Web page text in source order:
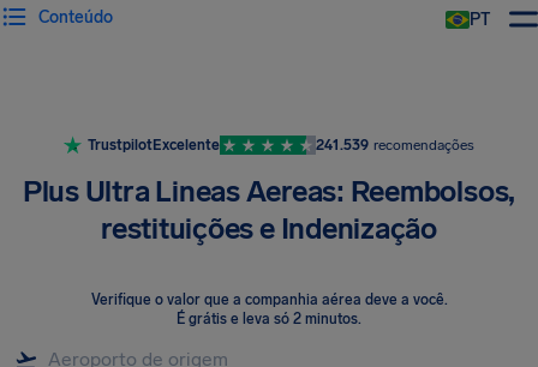
PT
Conteúdo
TrustpilotExcelente 241.539 recomendações
Plus Ultra Lineas Aereas: Reembolsos,
restituições e Indenização
Verifique o valor que a companhia aérea deve a você.
É grátis e leva só 2 minutos.